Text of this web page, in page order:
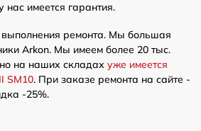
имеется гарантия.
ремонта. Мы большая
Arkon. Мы имеем более 20 тыс.
на наших складах уже имеется
SM10. При заказе ремонта на сайте -
-25%.